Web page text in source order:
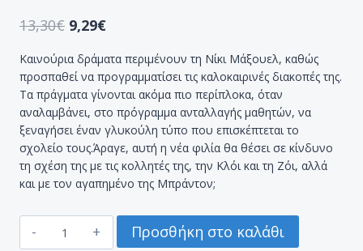
13,30€ 9,29€
Καινούρια δράματα περιμένουν τη Νίκι Μάξουελ, καθώς
προσπαθεί να προγραμματίσει τις καλοκαιρινές διακοπές της.
Τα πράγματα γίνονται ακόμα πιο περίπλοκα, όταν
αναλαμβάνει, στο πρόγραμμα ανταλλαγής μαθητών, να
ξεναγήσει έναν γλυκούλη τύπο που επισκέπτεται το
σχολείο τους.Άραγε, αυτή η νέα φιλία θα θέσει σε κίνδυνο
τη σχέση της με τις κολλητές της, την Κλόι και τη Ζόι, αλλά
και με τον αγαπημένο της Μπράντον;
ΗΜΕΡΟΛΟΓΙΟ
Προσθήκη στο καλάθι